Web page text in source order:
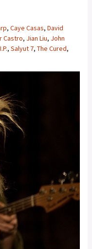
, Caye Casas, David
Castro, Jian Liu, John
, Salyut 7, The Cured,